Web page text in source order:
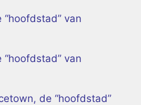
van
van
de “hoofdstad”